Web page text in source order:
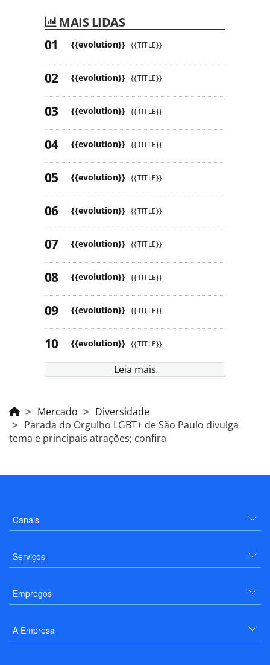
MAIS LIDAS
{{evolution}} {{TITLE}}
{{evolution}} {{TITLE}}
{{evolution}} {{TITLE}}
{{evolution}} {{TITLE}}
{{evolution}} {{TITLE}}
{{evolution}} {{TITLE}}
{{evolution}} {{TITLE}}
{{evolution}} {{TITLE}}
{{evolution}} {{TITLE}}
{{evolution}} {{TITLE}}
Leia mais
Mercado
Diversidade
Parada do Orgulho LGBT+ de São Paulo divulga
tema e principais atrações; confira
Canais
Serviços
Empregos
A Empresa